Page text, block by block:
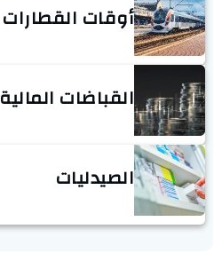
أوقات القطارات
القباضات المالية
الصيدليات